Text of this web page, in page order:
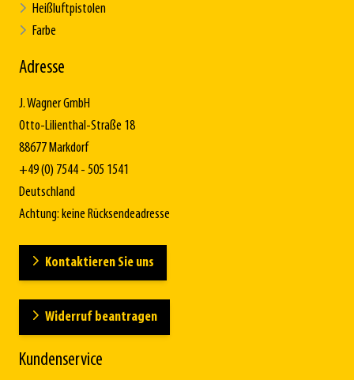
Heißluftpistolen
Farbe
Adresse
J. Wagner GmbH
Otto-Lilienthal-Straße 18
88677 Markdorf
+49 (0) 7544 - 505 1541
Deutschland
Achtung: keine Rücksendeadresse
Kontaktieren Sie uns
Widerruf beantragen
Kundenservice